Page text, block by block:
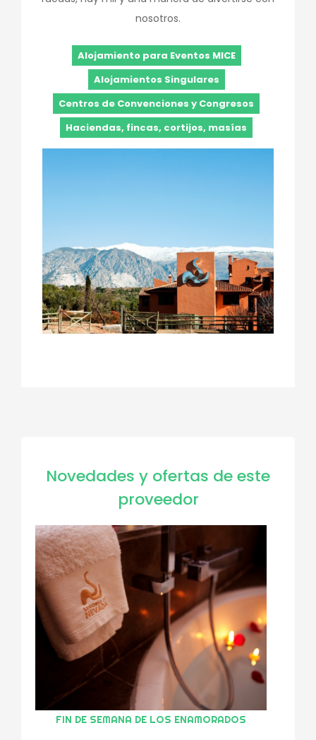
nosotros.
Alojamiento para Eventos MICE
Alojamientos Singulares
Centros de Convenciones y Congresos
Haciendas, fincas, cortijos, masías
Novedades y ofertas de este
proveedor
FIN DE SEMANA DE LOS ENAMORADOS